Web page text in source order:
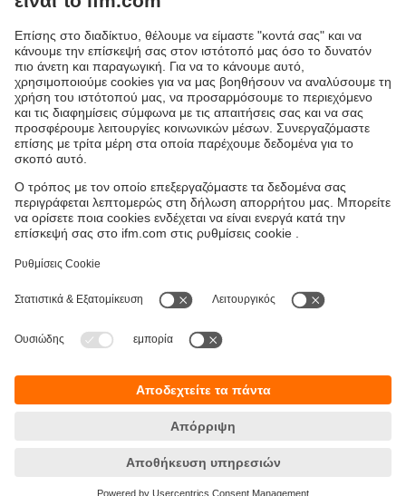
ο νέος έξυπνος αισθητήρας βαλβίδας
Τοποθεσίες (EN)
Responsible Disclosure
Ανδρέα Παπανδρέου 29
210 - 61 80 090